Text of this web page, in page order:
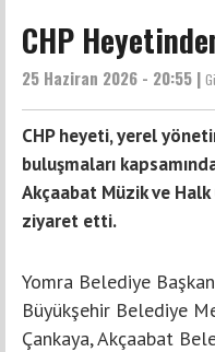
CHP
25 Haziran 2026 - 20:55 |
CHP heyeti, yerel
buluşmaları
Akçaabat Müzik ve Halk
ziyaret etti.
Yomra Belediye
Büyükşehir Belediye
Çankaya, Akçaabat